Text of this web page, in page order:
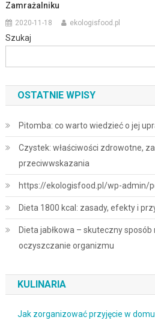
Zamrażalniku
2020-11-18 ekologisfood.pl
Szukaj
OSTATNIE WPISY
Pitomba: co warto wiedzieć o jej
Czystek: właściwości zdrowotne,
przeciwwskazania
https://ekologisfood.pl/wp-admin/
Dieta 1800 kcal: zasady, efekty i
Dieta jabłkowa – skuteczny
oczyszczanie organizmu
KULINARIA
Jak zorganizować przyjęcie w